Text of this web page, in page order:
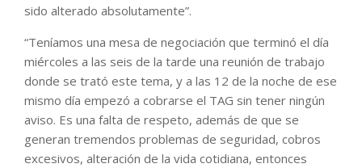
sido alterado absolutamente”.
“Teníamos una mesa de negociación que terminó el día
miércoles a las seis de la tarde una reunión de trabajo
donde se trató este tema, y a las 12 de la noche de ese
mismo día empezó a cobrarse el TAG sin tener ningún
aviso. Es una falta de respeto, además de que se
generan tremendos problemas de seguridad, cobros
excesivos, alteración de la vida cotidiana, entonces